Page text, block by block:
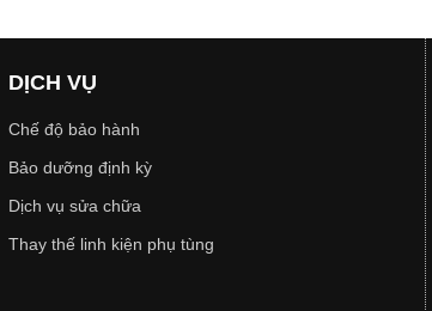
DỊCH VỤ
Chế độ bảo hành
Bảo dưỡng định kỳ
Dịch vụ sửa chữa
Thay thế linh kiện phụ tùng